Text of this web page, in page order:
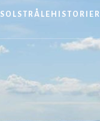
SOLSTRÅLEHISTORIER